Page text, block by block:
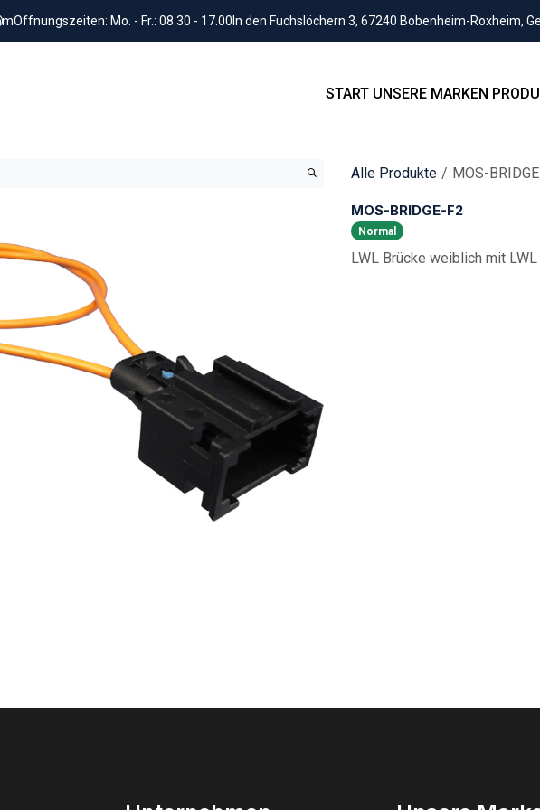
Öffnungszeiten: Mo. - Fr.: 08.30 - 17.00 In den Fuchslöchern 3, 67240 Bobenheim-Roxheim,
START UNSERE MARKEN
Alle Produkte MOS-
MOS-BRIDGE-F2
Normal
LWL Brücke weiblich mit